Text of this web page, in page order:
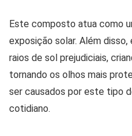
Este composto atua como
exposição solar. Além
raios de sol prejudiciais,
tornando os olhos mais
ser causados por este tipo
cotidiano.